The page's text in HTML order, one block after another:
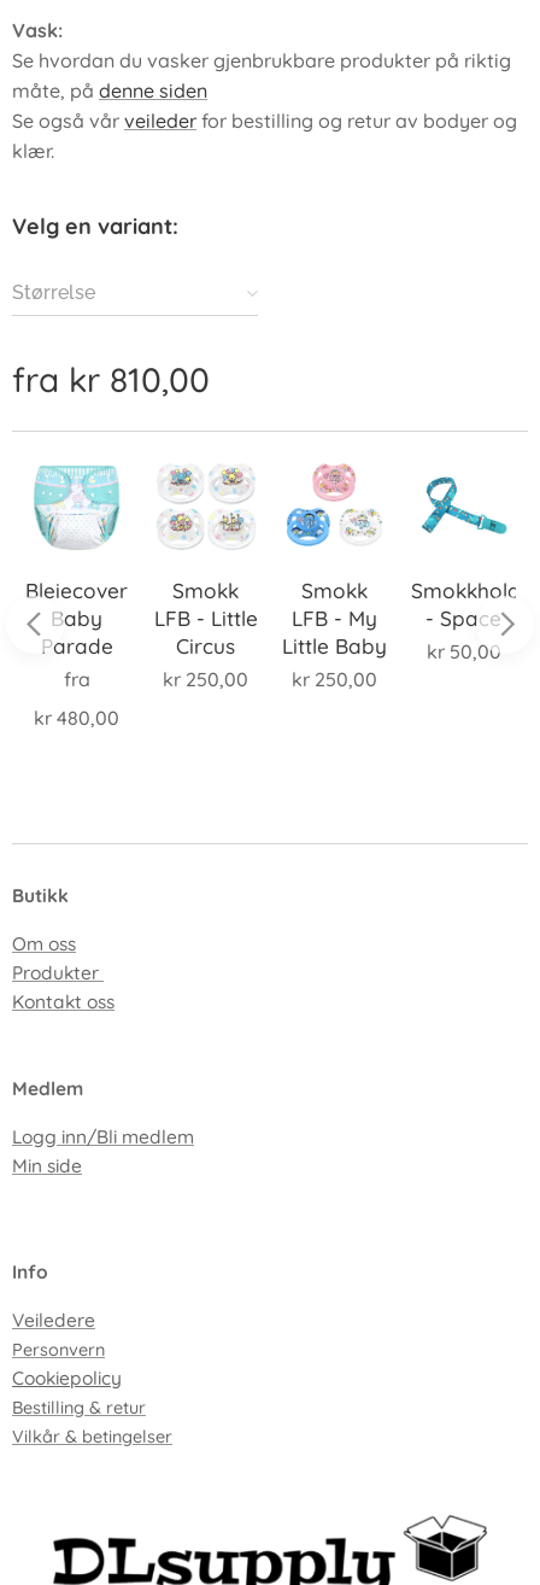
Vask:
Se hvordan du vasker gjenbrukbare produkter på riktig
måte, på denne siden
Se også vår veileder for bestilling og retur av bodyer og
klær.
Velg en variant:
Størrelse
fra kr 810,00
Bleiecover
Baby
Parade
fra
kr 480,00
Smokk
LFB - Little
Circus
kr 250,00
Smokk
LFB - My
Little Baby
kr 250,00
Smokkholder
- Space
kr 50,00
Butikk
Om oss
Produkter
Kontakt oss
Medlem
Logg inn/Bli medlem
Min side
Info
Veiledere
Personvern
Cookiepolicy
Bestilling & retur
Vilkår & betingelser